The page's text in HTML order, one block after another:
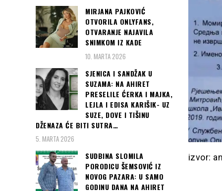
izvor:
MIRJANA PAJKOVIĆ
OTVORILA ONLYFANS,
OTVARANJE NAJAVILA
SNIMKOM IZ KADE
10. MARTA 2026
SJENICA I SANDŽAK U
SUZAMA: NA AHIRET
PRESELILE ĆERKA I MAJKA,
LEJLA I EDISA KARIŠIK- UZ
SUZE, DOVE I TIŠINU
DŽENAZA ĆE BITI SUTRA…
5. MARTA 2026
SUDBINA SLOMILA
PORODICU ŠEMSOVIĆ IZ
NOVOG PAZARA: U SAMO
GODINU DANA NA AHIRET